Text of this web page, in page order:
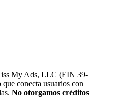
My Ads, LLC (EIN 39-
conecta usuarios con
No otorgamos créditos